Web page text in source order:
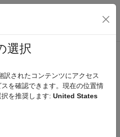
ナビゲーション メ
へのfiオブジェクトの変換
選択
訳されたコンテンツにアクセス
を確認できます。現在の位置情
を推奨します: United States